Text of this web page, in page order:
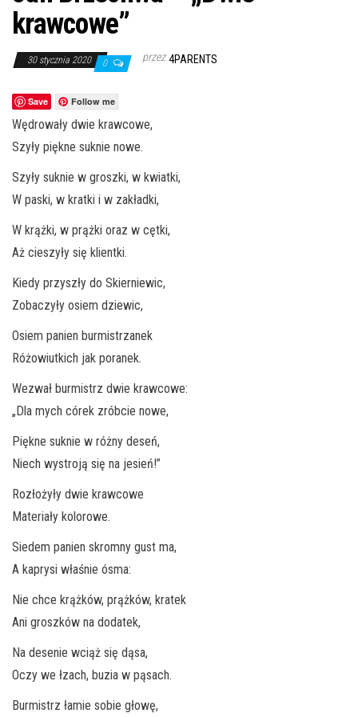
krawcowe”
30 stycznia 2020 0 przez 4PARENTS
Save Follow me
Wędrowały dwie krawcowe,
Szyły piękne suknie nowe.
Szyły suknie w groszki, w kwiatki,
W paski, w kratki i w zakładki,
W krążki, w prążki oraz w cętki,
Aż cieszyły się klientki.
Kiedy przyszły do Skierniewic,
Zobaczyły osiem dziewic,
Osiem panien burmistrzanek
Różowiutkich jak poranek.
Wezwał burmistrz dwie krawcowe:
„Dla mych córek zróbcie nowe,
Piękne suknie w różny deseń,
Niech wystroją się na jesień!”
Rozłożyły dwie krawcowe
Materiały kolorowe.
Siedem panien skromny gust ma,
A kaprysi właśnie ósma:
Nie chce krążków, prążków, kratek
Ani groszków na dodatek,
Na desenie wciąż się dąsa,
Oczy we łzach, buzia w pąsach.
Burmistrz łamie sobie głowę,